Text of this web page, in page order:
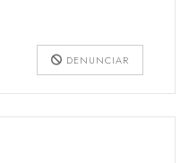
DENUNCIAR